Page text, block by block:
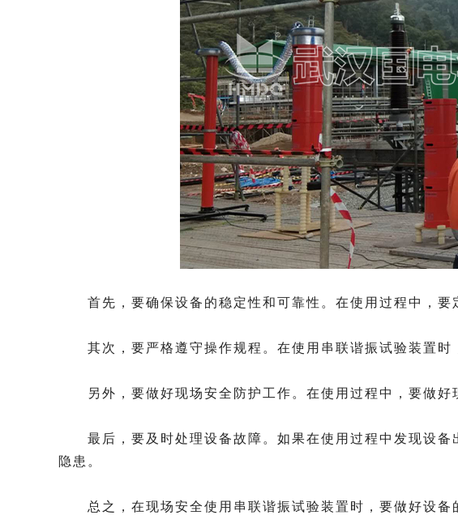
首先，要确保设备的稳定性和可靠性。在使用过程中，要
其次，要严格遵守操作规程。在使用串联谐振试验装置时
另外，要做好现场安全防护工作。在使用过程中，要做好
最后，要及时处理设备故障。如果在使用过程中发现设备
隐患。
总之，在现场安全使用串联谐振试验装置时，要做好设备